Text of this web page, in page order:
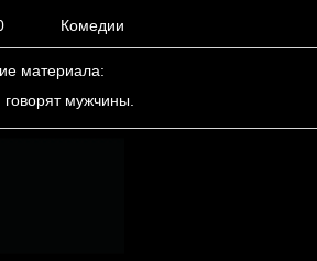
Комедии
материала:
мужчины.